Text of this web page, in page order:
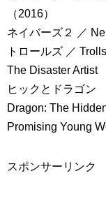
（2016）
ネイバーズ２ ／
トロールズ ／
The Disaster
ヒックとドラゴン
Dragon: The
Promising Young
スポンサーリンク